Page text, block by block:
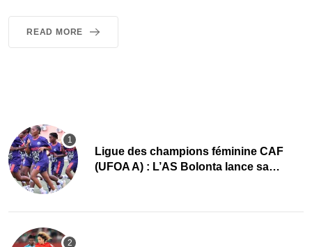
READ MORE
Ligue des champions féminine CAF
(UFOA A) : L’AS Bolonta lance sa